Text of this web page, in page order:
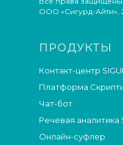
ПРОДУКТЫ
Контакт-центр
Платформа
Чат-бот
Речевая аналитика
Онлайн-суфлер
ООО «Сигурд-Айти»,